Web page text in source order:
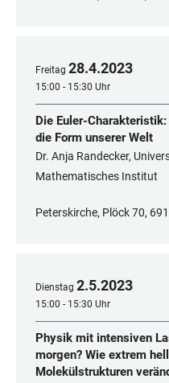
Freitag 28.4.2023
15:00 - 15:30 Uhr
Die Euler-
die Form unserer Welt
Dr. Anja Randecker,
Mathematisches Institut
Peterskirche, Plöck 70,
Dienstag 2.5.2023
15:00 - 15:30 Uhr
Physik mit intensiven
morgen? Wie extrem
Molekülstrukturen